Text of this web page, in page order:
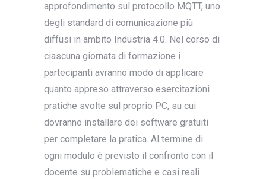
approfondimento sul protocollo MQTT, uno
degli standard di comunicazione più
diffusi in ambito Industria 4.0. Nel corso di
ciascuna giornata di formazione i
partecipanti avranno modo di applicare
quanto appreso attraverso esercitazioni
pratiche svolte sul proprio PC, su cui
dovranno installare dei software gratuiti
per completare la pratica. Al termine di
ogni modulo è previsto il confronto con il
docente su problematiche e casi reali